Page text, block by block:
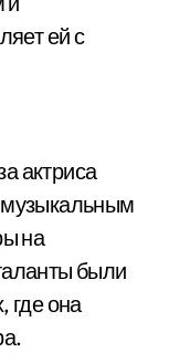
ей с
актриса
на
были
где она